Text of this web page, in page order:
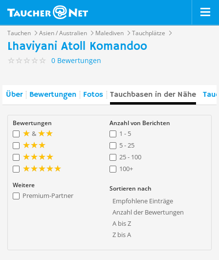
Tauchen Asien / Australien Malediven Tauchplätze
Lhaviyani Atoll Komandoo
0 Bewertungen
Über Bewertungen Fotos Tauchbasen in der Nähe
Bewertungen
&
Anzahl von Berichten
1 - 5
5 - 25
25 - 100
100+
Weitere
Premium-Partner
Sortieren nach
Empfohlene Einträge
Anzahl der Bewertungen
A bis Z
Z bis A